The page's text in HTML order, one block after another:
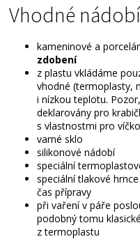
Vhodné
kameninové a
zdobení
z plastu vkládáme
vhodné (termoplasty,
i nízkou teplotu.
deklarovány pro
s vlastnostmi pro
varné sklo
silikonové nádobí
speciální
speciální tlakové
čas přípravy
při vaření v páře
podobný tomu
z termoplastu